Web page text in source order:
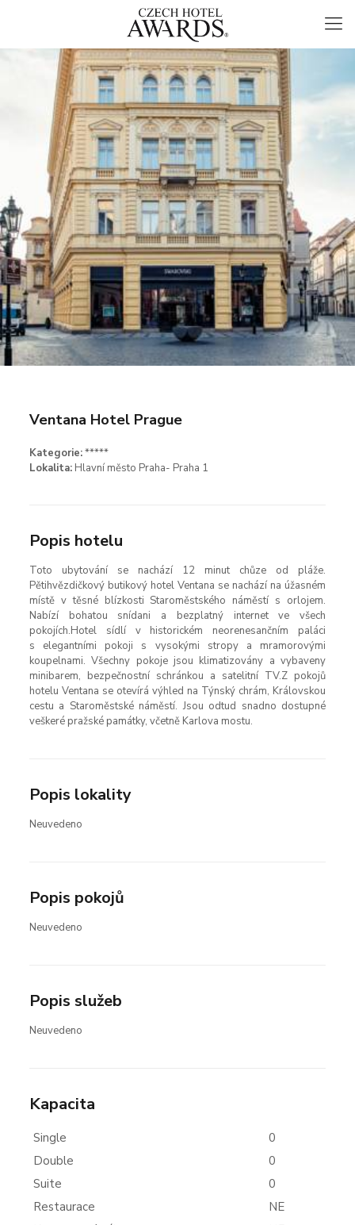
Ventana Hotel Prague
Kategorie:*****
Lokalita:Hlavní město Praha- Praha 1
Popis hotelu
Toto ubytování se nachází 12 minut chůze od pláže.
Pětihvězdičkový butikový hotel Ventana se nachází na úžasném
místě v těsné blízkosti Staroměstského náměstí s orlojem.
Nabízí bohatou snídani a bezplatný internet ve všech
pokojích.Hotel sídlí v historickém neorenesančním paláci
s elegantními pokoji s vysokými stropy a mramorovými
koupelnami. Všechny pokoje jsou klimatizovány a vybaveny
minibarem, bezpečnostní schránkou a satelitní TV.Z pokojů
hotelu Ventana se otevírá výhled na Týnský chrám, Královskou
cestu a Staroměstské náměstí. Jsou odtud snadno dostupné
veškeré pražské památky, včetně Karlova mostu.
Popis lokality
Neuvedeno
Popis pokojů
Neuvedeno
Popis služeb
Neuvedeno
Kapacita
Single
0
Double
0
Suite
0
Restaurace
NE